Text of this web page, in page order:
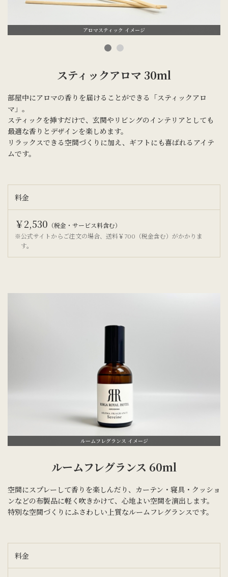
アロマスティック イメージ
スティックアロマ 30ml
部屋中にアロマの香りを届けることができる「スティックアロ
マ」。
スティックを挿すだけで、玄関やリビングのインテリアとしても
最適な香りとデザインを楽しめます。
リラックスできる空間づくりに加え、ギフトにも喜ばれるアイテ
ムです。
料金
￥2,530 （税金・サービス料含む）
※公式サイトからご注文の場合、 送料￥700（税金含む）がかかりま
す。
ルームフレグランス イメージ
ルームフレグランス 60ml
空間にスプレーして香りを楽しんだり、カーテン・寝具・クッショ
ンなどの布製品に軽く吹きかけて、心地よい空間を演出します。
特別な空間づくりにふさわしい上質なルームフレグランスです。
料金